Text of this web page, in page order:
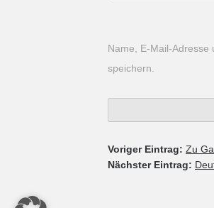
Name, E-Mail-
speichern.
Voriger Eintrag: Zu
Nächster Eintrag: